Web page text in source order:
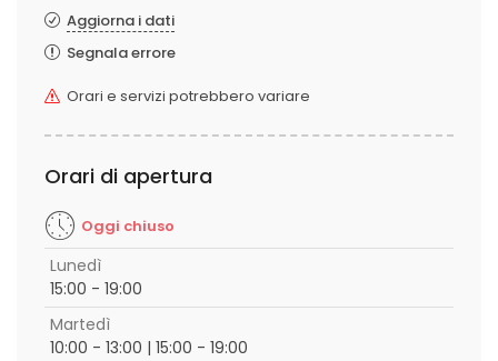
Aggiorna i dati
Segnala errore
Orari e servizi potrebbero variare
Orari di apertura
Oggi chiuso
Lunedì
15:00 - 19:00
Martedì
10:00 - 13:00 | 15:00 - 19:00